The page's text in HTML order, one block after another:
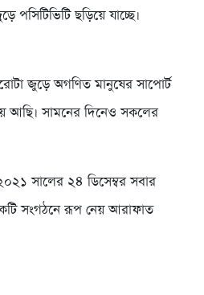
পসিটিভিটি ছড়িয়ে যাচ্ছে।
জুড়ে অগণিত মানুষের সাপোর্ট
আছি। সামনের দিনেও সকলের
সালের ২৪ ডিসেম্বর সবার
সংগঠনে রূপ নেয় আরাফাত